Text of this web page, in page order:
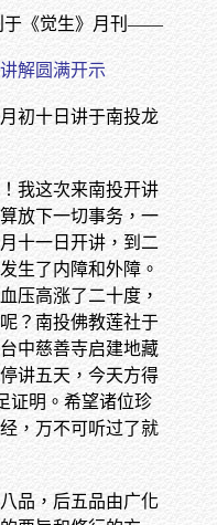
《觉生》月刊——
解圆满开示
初十日讲于南投龙
我这次来南投开讲
放下一切事务，一
十一日开讲，到二
生了内障和外障。
压高涨了二十度，
？南投佛教莲社于
中慈善寺启建地藏
讲五天，今天方得
证明。希望诸位珍
，万不可听过了就
品，后五品由广化